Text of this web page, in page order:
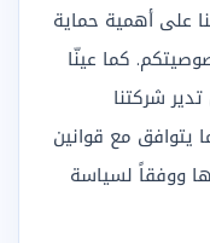
على أهمية حماية
كما عينّا
شركتنا
يتوافق مع قوانين
ووفقاً لسياسة